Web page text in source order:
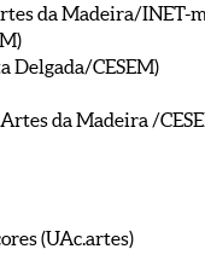
da Madeira/INET-
Delgada/CESEM)
da Madeira /
(UAc.artes)